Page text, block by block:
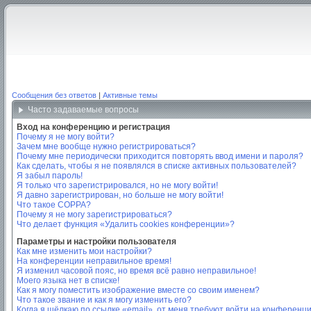
Сообщения без ответов | Активные темы
Часто задаваемые вопросы
Вход на конференцию и регистрация
Почему я не могу войти?
Зачем мне вообще нужно регистрироваться?
Почему мне периодически приходится повторять ввод имени и пароля?
Как сделать, чтобы я не появлялся в списке активных пользователей?
Я забыл пароль!
Я только что зарегистрировался, но не могу войти!
Я давно зарегистрирован, но больше не могу войти!
Что такое COPPA?
Почему я не могу зарегистрироваться?
Что делает функция «Удалить cookies конференции»?
Параметры и настройки пользователя
Как мне изменить мои настройки?
На конференции неправильное время!
Я изменил часовой пояс, но время всё равно неправильное!
Моего языка нет в списке!
Как я могу поместить изображение вместе со своим именем?
Что такое звание и как я могу изменить его?